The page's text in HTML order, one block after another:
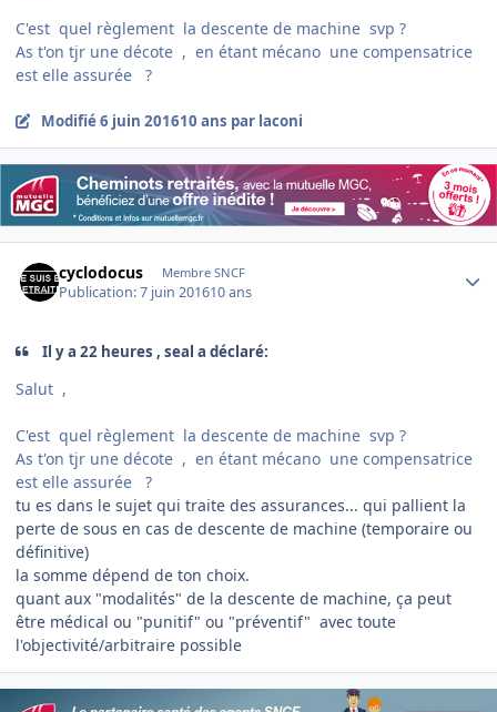
C'est quel règlement la descente de machine svp ?
As t'on tjr une décote , en étant mécano une compensatrice
est elle assurée ?
Modifié6 juin 201610 ans par laconi
cyclodocus Membre SNCF
Publication:7 juin 201610 ans
Il y a 22 heures , seal a déclaré:
Salut ,
C'est quel règlement la descente de machine svp ?
As t'on tjr une décote , en étant mécano une compensatrice
est elle assurée ?
tu es dans le sujet qui traite des assurances... qui pallient la
perte de sous en cas de descente de machine (temporaire ou
définitive)
la somme dépend de ton choix.
quant aux "modalités" de la descente de machine, ça peut
être médical ou "punitif" ou "préventif" avec toute
l'objectivité/arbitraire possible